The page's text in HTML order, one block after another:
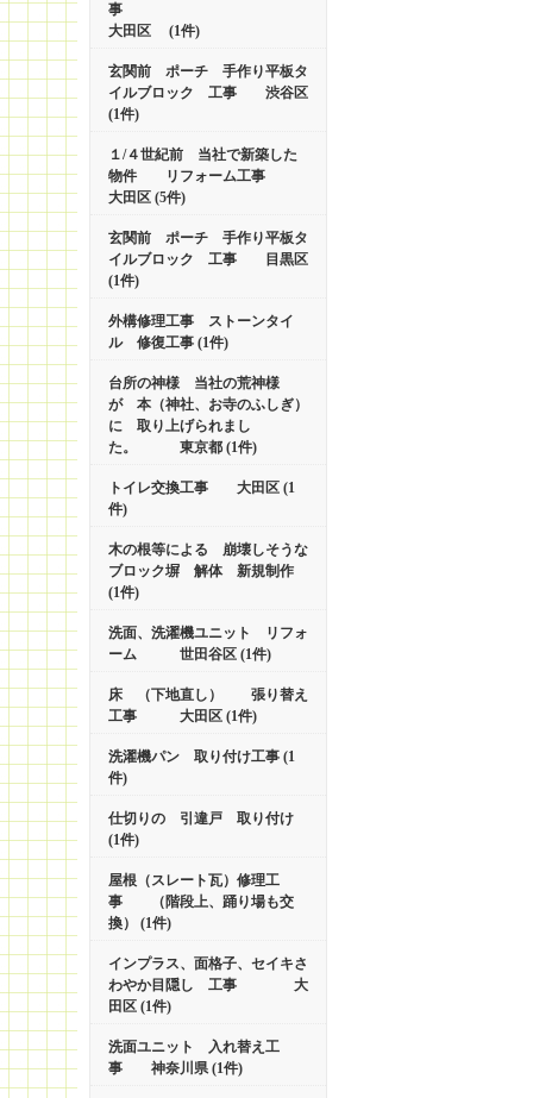
事
大田区 (1件)
玄関前 ポーチ 手作り平板タ
イルブロック 工事 渋谷区
(1件)
１/４世紀前 当社で新築した
物件 リフォーム工事
大田区 (5件)
玄関前 ポーチ 手作り平板タ
イルブロック 工事 目黒区
(1件)
外構修理工事 ストーンタイ
ル 修復工事 (1件)
台所の神様 当社の荒神様
が 本（神社、お寺のふしぎ）
に 取り上げられまし
た。 東京都 (1件)
トイレ交換工事 大田区 (1
件)
木の根等による 崩壊しそうな
ブロック塀 解体 新規制作
(1件)
洗面、洗濯機ユニット リフォ
ーム 世田谷区 (1件)
床 （下地直し） 張り替え
工事 大田区 (1件)
洗濯機パン 取り付け工事 (1
件)
仕切りの 引違戸 取り付け
(1件)
屋根（スレート瓦）修理工
事 （階段上、踊り場も交
換） (1件)
インプラス、面格子、セイキさ
わやか目隠し 工事 大
田区 (1件)
洗面ユニット 入れ替え工
事 神奈川県 (1件)